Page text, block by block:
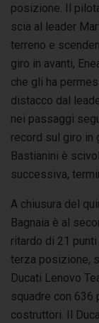
posizione. Il
scia al leader
terreno e
giro in avanti,
che gli ha
distacco dal
nei passaggi
record sul giro in
Bastianini è
successiva,
A chiusura del
Bagnaia è al
ritardo di 21
terza posizione,
Ducati Lenovo
squadre con 636
costruttori. Il